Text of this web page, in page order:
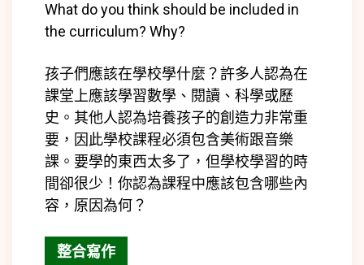
What do you think should be included in
the curriculum? Why?
孩子們應該在學校學什麼？許多人認為在
課堂上應該學習數學、閱讀、科學或歷
史。其他人認為培養孩子的創造力非常重
要，因此學校課程必須包含美術跟音樂
課。要學的東西太多了，但學校學習的時
間卻很少！你認為課程中應該包含哪些內
容，原因為何？
整合寫作